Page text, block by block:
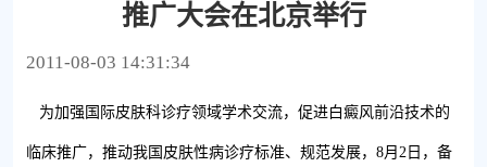
推广大会在北京举行
2011-08-03 14:31:34
为加强国际皮肤科诊疗领域学术交流，促进白癜风前沿技术的
临床推广，推动我国皮肤性病诊疗标准、规范发展，8月2日，备